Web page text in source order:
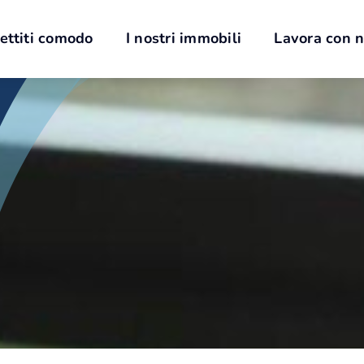
comodo I nostri immobili Lavora con